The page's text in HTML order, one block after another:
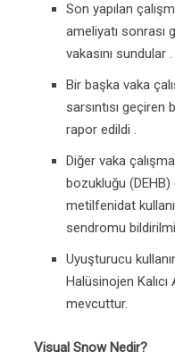
Son yapılan
ameliyatı sonrası
vakasını sundular .
Bir başka vaka
sarsıntısı
rapor edildi .
Diğer vaka
bozukluğu
metilfenidat
sendromu
Uyuşturucu
Halüsinojen Kalıcı
mevcuttur.
Visual Snow Nedir?